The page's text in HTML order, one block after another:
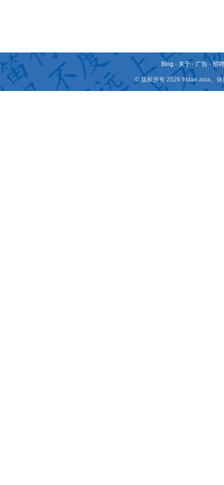
Blog - 关于 - 广告 -招
© 版权所有 2026 fridae.asia。